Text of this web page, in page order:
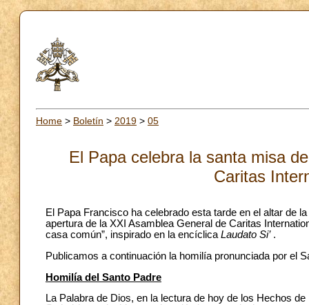
Home > Boletín > 2019 > 05
El Papa celebra la santa misa
Caritas
El Papa Francisco ha celebrado esta tarde en el altar de
apertura de la XXI Asamblea General de Caritas
casa común”, inspirado en la encíclicaLaudato Si’.
Publicamos a continuación la homilía pronunciada por el
Homilía del Santo Padre
La Palabra de Dios, en la lectura de hoy de los Hechos